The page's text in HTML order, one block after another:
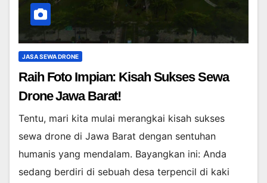
JASA SEWA DRONE
Raih Foto Impian: Kisah Sukses Sewa
Drone Jawa Barat!
Tentu, mari kita mulai merangkai kisah sukses
sewa drone di Jawa Barat dengan sentuhan
humanis yang mendalam. Bayangkan ini: Anda
sedang berdiri di sebuah desa terpencil di kaki